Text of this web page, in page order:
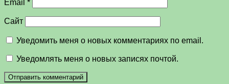
Email *
Сайт
Уведомить меня о новых комментариях по email.
Уведомлять меня о новых записях почтой.